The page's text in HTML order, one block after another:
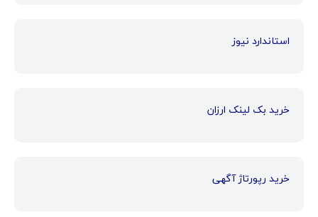
استاندارد نیوز
خرید بک لینک ارزان
خرید رپورتاژ آگهی